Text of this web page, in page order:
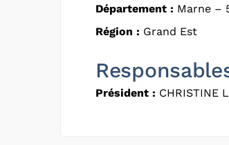
Département : Marne –
Région : Grand Est
Président : CHRISTINE